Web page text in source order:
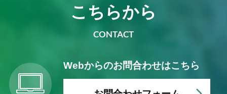
こちらから
CONTACT
Webからのお問合わせはこちら